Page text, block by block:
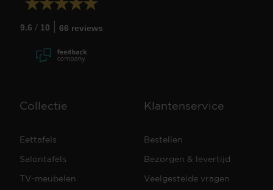
9.6 / 10 66 reviews
Collectie
Eettafels
Salontafels
TV-meubelen
Klantenservice
Bestellen
Bezorgen & levertijd
Veelgestelde vragen